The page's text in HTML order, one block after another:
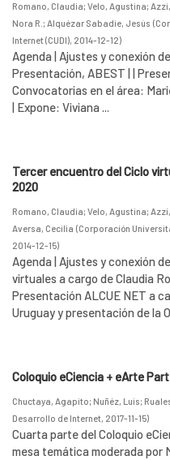
Romano, Claudia; Velo, Agustina;
Nora R. ; Alquézar Sabadie, Jesús (
Internet (CUDI), 2014-12-12)
Agenda | Ajustes y conexión
Presentación, ABEST | |
Convocatorias en el área:
| Expone: Viviana ...
Tercer encuentro del Ciclo
2020
Romano, Claudia; Velo, Agustina;
Aversa, Cecilia (Corporación
2014-12-15)
Agenda | Ajustes y conexión
virtuales a cargo de Claudia
Presentación ALCUE NET a
Uruguay y presentación de la
Coloquio eCiencia + eArte
Chuctaya, Agapito; Nuñéz, Luis;
Desarrollo de Internet, 2017-11-15)
Cuarta parte del Coloquio
mesa temática moderada por